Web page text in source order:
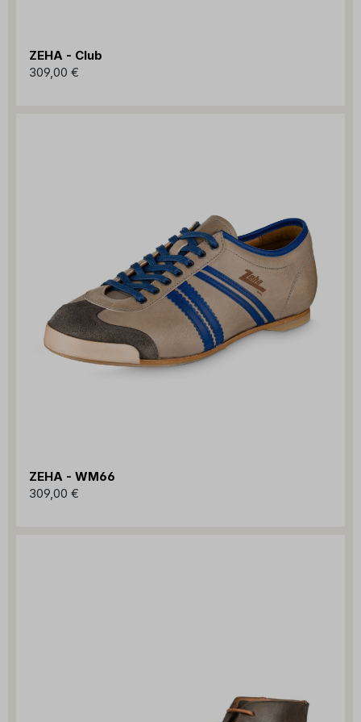
ZEHA - Club
309,00 €
ZEHA - WM66
309,00 €